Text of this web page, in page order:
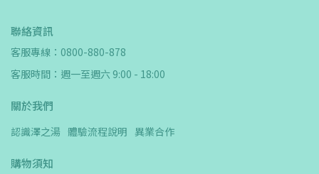
聯絡資訊
客服專線：0800-880-878
客服時間：週一至週六 9:00 - 18:00
關於我們
認識澤之湯 體驗流程說明 異業合作
購物須知